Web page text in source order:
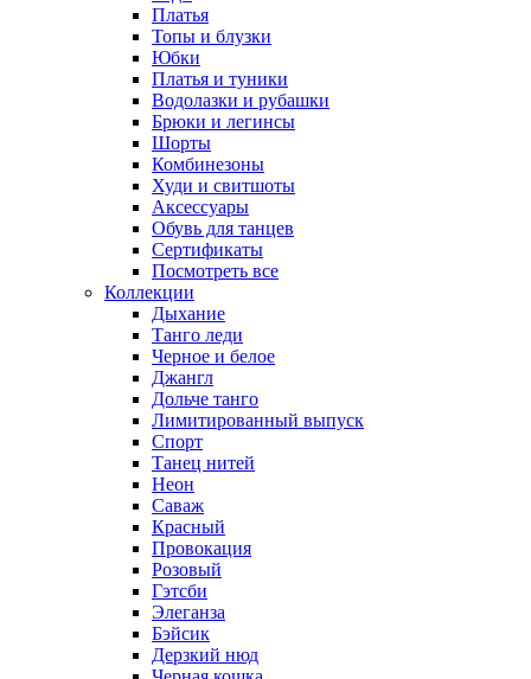
Платья
Топы и блузки
Юбки
Платья и туники
Водолазки и рубашки
Брюки и легинсы
Шорты
Комбинезоны
Худи и свитшоты
Аксессуары
Обувь для танцев
Сертификаты
Посмотреть все
Коллекции
Дыхание
Танго леди
Черное и белое
Джангл
Дольче танго
Лимитированный выпуск
Спорт
Танец нитей
Неон
Саваж
Красный
Провокация
Розовый
Гэтсби
Элеганза
Бэйсик
Дерзкий нюд